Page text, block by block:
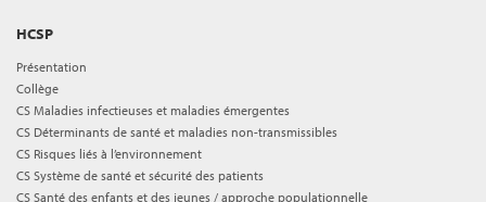
HCSP
Présentation
Collège
CS Maladies infectieuses et maladies émergentes
CS Déterminants de santé et maladies non-transmissibles
CS Risques liés à l’environnement
CS Système de santé et sécurité des patients
CS Santé des enfants et des jeunes / approche populationnelle